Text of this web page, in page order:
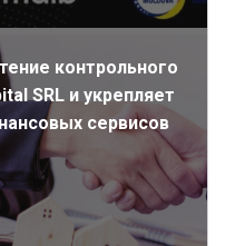
контрольного
SRL и укрепляет
сервисов